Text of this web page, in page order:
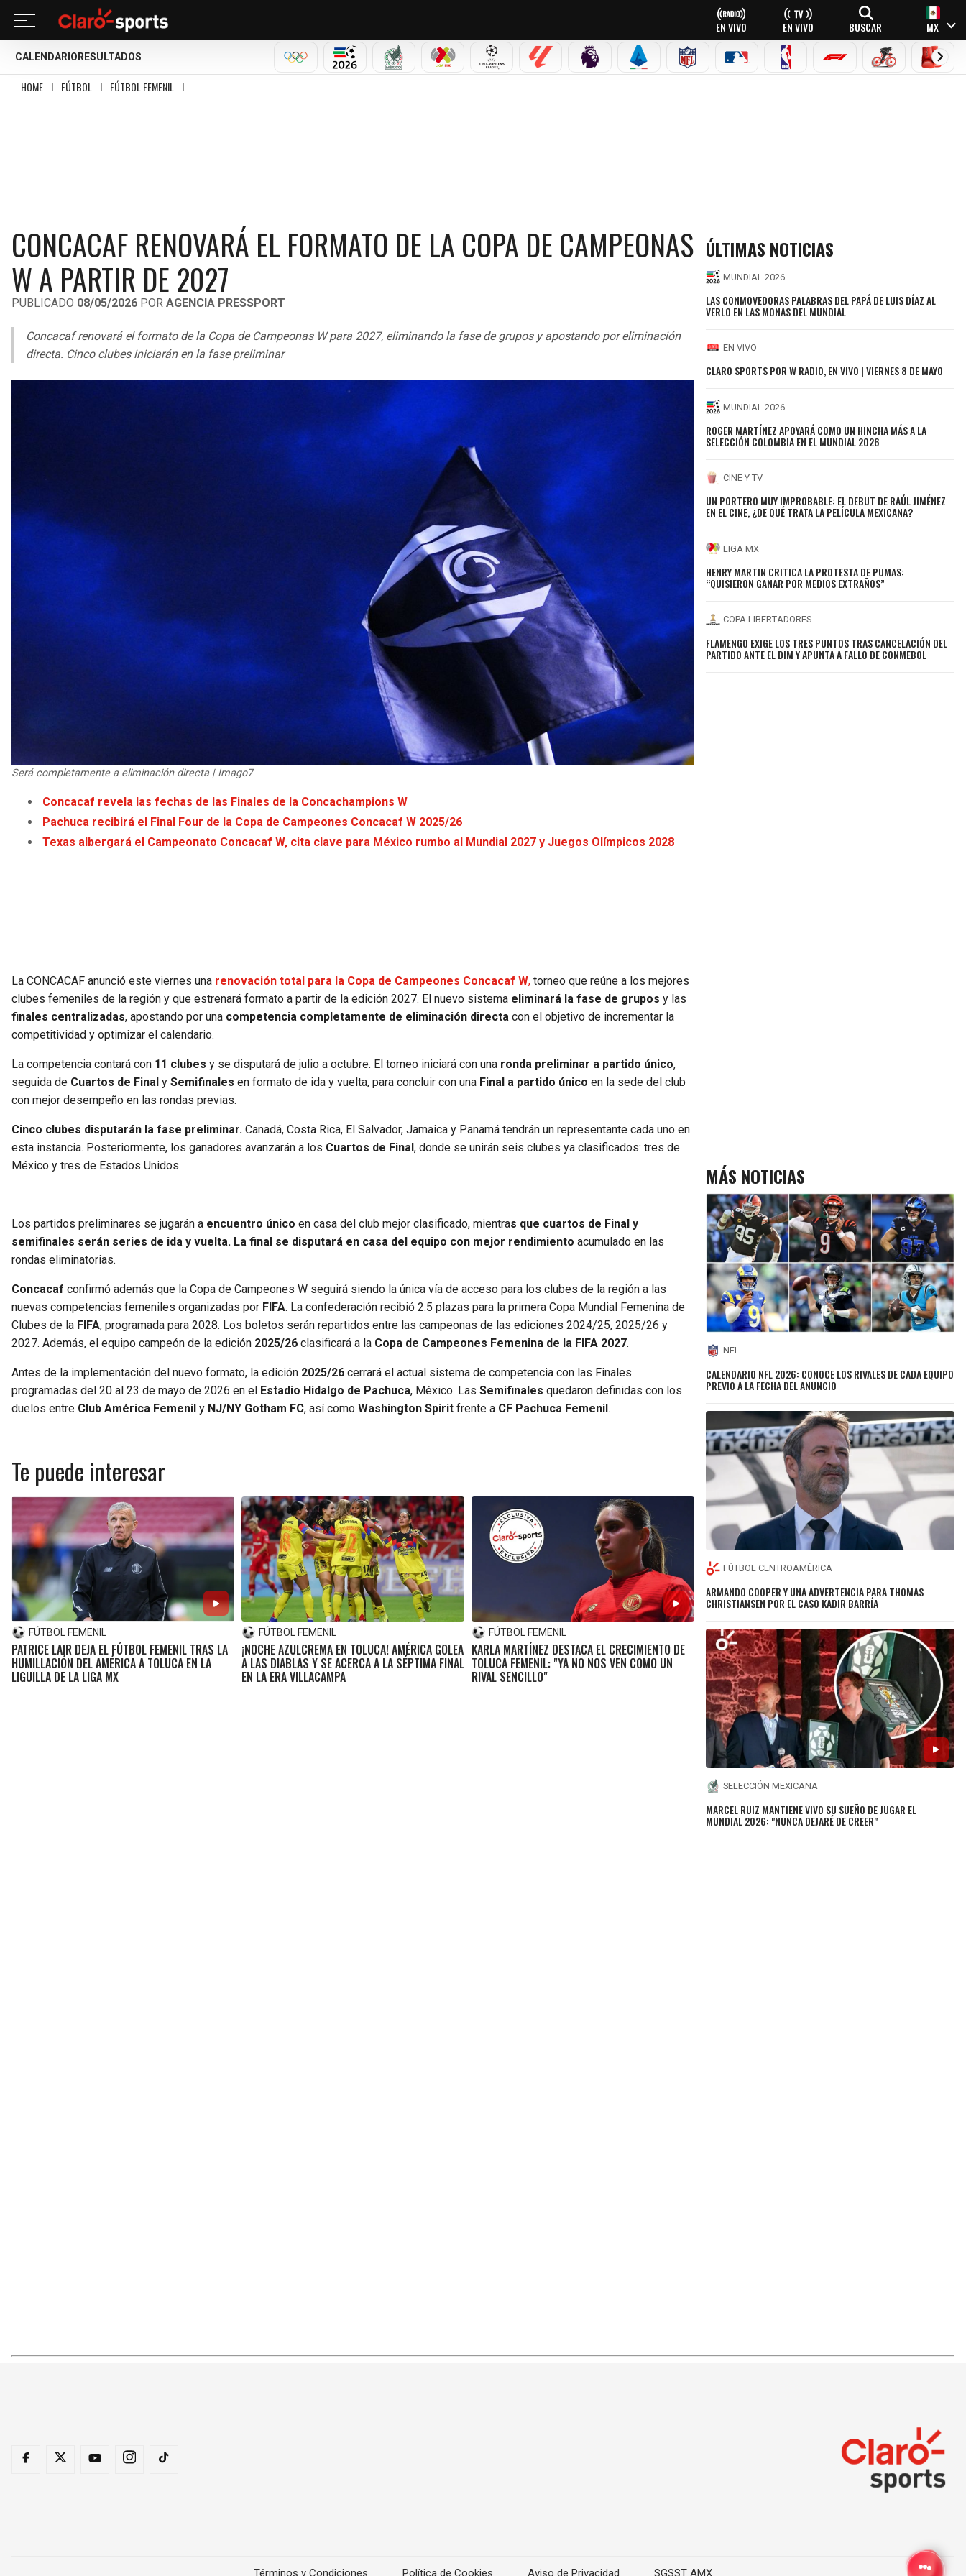
EN VIVO EN VIVO BUSCAR MX
CALENDARIO RESULTADOS
OLÍMPICOSMUNDIAL 2026SELECCIÓN MEXICANA
LIGA MX CHAMPIONS LEAGUE
LALIGA PREMIER LEAGUE
SERIE A NFL MLB NBA FÓRMULA 1CICLISMOBOXEO
HOME I FÚTBOL I FÚTBOL FEMENIL I
CONCACAF RENOVARÁ EL FORMATO DE LA COPA DE CAMPEONAS
W A PARTIR DE 2027
PUBLICADO 08/05/2026 POR AGENCIA PRESSPORT
Concacaf renovará el formato de la Copa de Campeonas W para 2027, eliminando la fase de grupos y apostando por eliminación
directa. Cinco clubes iniciarán en la fase preliminar
Será completamente a eliminación directa | Imago7
Concacaf revela las fechas de las Finales de la Concachampions W
Pachuca recibirá el Final Four de la Copa de Campeones Concacaf W 2025/26
Texas albergará el Campeonato Concacaf W, cita clave para México rumbo al Mundial 2027 y Juegos Olímpicos 2028
La CONCACAF anunció este viernes una renovación total para la Copa de Campeones Concacaf W, torneo que reúne a los mejores
clubes femeniles de la región y que estrenará formato a partir de la edición 2027. El nuevo sistema eliminará la fase de grupos y las
finales centralizadas, apostando por una competencia completamente de eliminación directa con el objetivo de incrementar la
competitividad y optimizar el calendario.
La competencia contará con 11 clubes y se disputará de julio a octubre. El torneo iniciará con una ronda preliminar a partido único,
seguida de Cuartos de Final y Semifinales en formato de ida y vuelta, para concluir con una Final a partido único en la sede del club
con mejor desempeño en las rondas previas.
Cinco clubes disputarán la fase preliminar. Canadá, Costa Rica, El Salvador, Jamaica y Panamá tendrán un representante cada uno en
esta instancia. Posteriormente, los ganadores avanzarán a los Cuartos de Final, donde se unirán seis clubes ya clasificados: tres de
México y tres de Estados Unidos.
Los partidos preliminares se jugarán a encuentro único en casa del club mejor clasificado, mientras que cuartos de Final y
semifinales serán series de ida y vuelta. La final se disputará en casa del equipo con mejor rendimiento acumulado en las
rondas eliminatorias.
Concacaf confirmó además que la Copa de Campeones W seguirá siendo la única vía de acceso para los clubes de la región a las
nuevas competencias femeniles organizadas por FIFA. La confederación recibió 2.5 plazas para la primera Copa Mundial Femenina de
Clubes de la FIFA, programada para 2028. Los boletos serán repartidos entre las campeonas de las ediciones 2024/25, 2025/26 y
2027. Además, el equipo campeón de la edición 2025/26 clasificará a la Copa de Campeones Femenina de la FIFA 2027.
Antes de la implementación del nuevo formato, la edición 2025/26 cerrará el actual sistema de competencia con las Finales
programadas del 20 al 23 de mayo de 2026 en el Estadio Hidalgo de Pachuca, México. Las Semifinales quedaron definidas con los
duelos entre Club América Femenil y NJ/NY Gotham FC, así como Washington Spirit frente a CF Pachuca Femenil.
Te puede interesar
FÚTBOL FEMENIL
PATRICE LAIR DEJA EL FÚTBOL FEMENIL TRAS LA
HUMILLACIÓN DEL AMÉRICA A TOLUCA EN LA
LIGUILLA DE LA LIGA MX
FÚTBOL FEMENIL
¡NOCHE AZULCREMA EN TOLUCA! AMÉRICA GOLEA
A LAS DIABLAS Y SE ACERCA A LA SÉPTIMA FINAL
EN LA ERA VILLACAMPA
FÚTBOL FEMENIL
KARLA MARTÍNEZ DESTACA EL CRECIMIENTO DE
TOLUCA FEMENIL: "YA NO NOS VEN COMO UN
RIVAL SENCILLO"
ÚLTIMAS NOTICIAS
MUNDIAL 2026
LAS CONMOVEDORAS PALABRAS DEL PAPÁ DE LUIS DÍAZ AL
VERLO EN LAS MONAS DEL MUNDIAL
EN VIVO
CLARO SPORTS POR W RADIO, EN VIVO | VIERNES 8 DE MAYO
MUNDIAL 2026
ROGER MARTÍNEZ APOYARÁ COMO UN HINCHA MÁS A LA
SELECCIÓN COLOMBIA EN EL MUNDIAL 2026
CINE Y TV
UN PORTERO MUY IMPROBABLE: EL DEBUT DE RAÚL JIMÉNEZ
EN EL CINE, ¿DE QUÉ TRATA LA PELÍCULA MEXICANA?
LIGA MX
HENRY MARTIN CRITICA LA PROTESTA DE PUMAS:
“QUISIERON GANAR POR MEDIOS EXTRAÑOS”
COPA LIBERTADORES
FLAMENGO EXIGE LOS TRES PUNTOS TRAS CANCELACIÓN DEL
PARTIDO ANTE EL DIM Y APUNTA A FALLO DE CONMEBOL
MÁS NOTICIAS
NFL
CALENDARIO NFL 2026: CONOCE LOS RIVALES DE CADA EQUIPO
PREVIO A LA FECHA DEL ANUNCIO
FÚTBOL CENTROAMÉRICA
ARMANDO COOPER Y UNA ADVERTENCIA PARA THOMAS
CHRISTIANSEN POR EL CASO KADIR BARRÍA
SELECCIÓN MEXICANA
MARCEL RUIZ MANTIENE VIVO SU SUEÑO DE JUGAR EL
MUNDIAL 2026: "NUNCA DEJARÉ DE CREER"
Términos y Condiciones Política de Cookies Aviso de Privacidad SGSST AMX